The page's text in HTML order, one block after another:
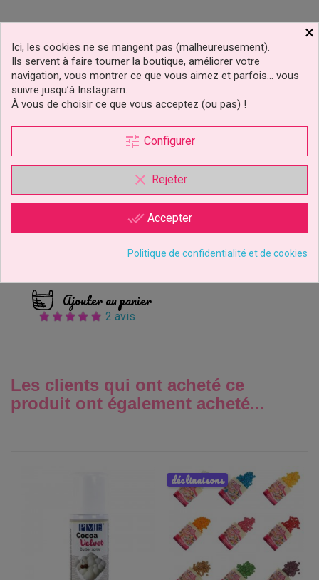
Emporte-Pièce Diamant
Matelassé Patchwork
Cutter
Ajouter au panier
2 avis
Les clients qui ont acheté ce
produit ont également acheté...
déclinaisons
×
Ici, les cookies ne se mangent pas (malheureusement).
Ils servent à faire tourner la boutique, améliorer votre
navigation, vous montrer ce que vous aimez et parfois… vous
suivre jusqu’à Instagram.
À vous de choisir ce que vous acceptez (ou pas) !
tune Configurer
clear Rejeter
done_all Accepter
Politique de confidentialité et de cookies